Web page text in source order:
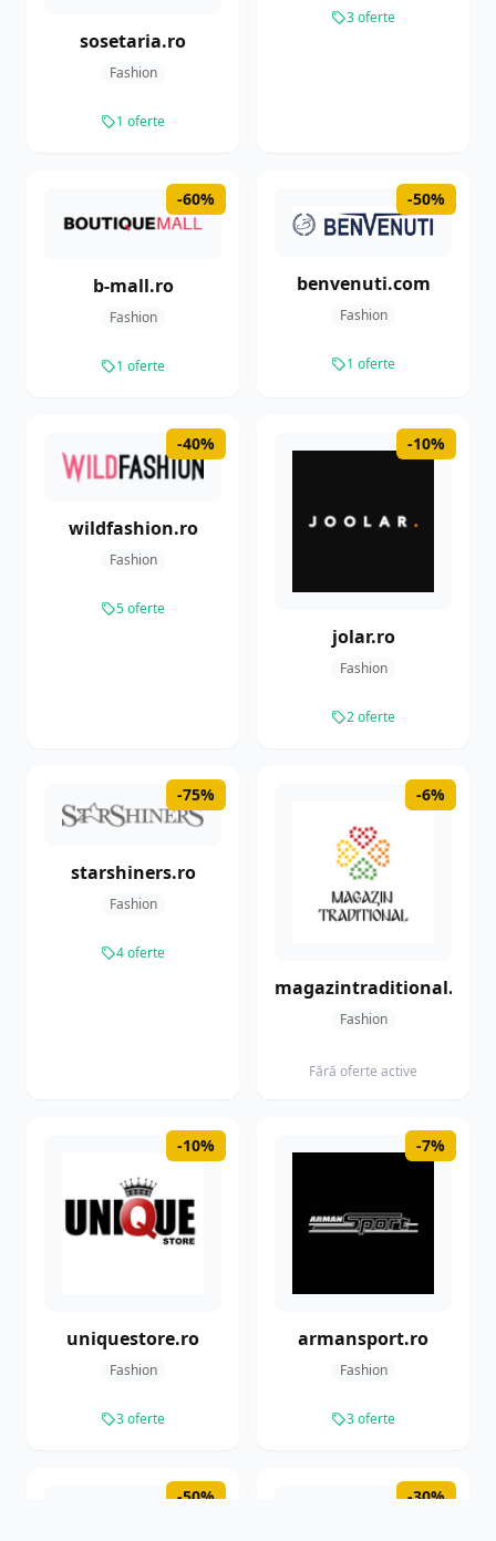
sosetaria.ro
Fashion
1 oferte
3 oferte
-60%
b-mall.ro
Fashion
1 oferte
-50%
benvenuti.com
Fashion
1 oferte
-40%
wildfashion.ro
Fashion
5 oferte
-10%
jolar.ro
Fashion
2 oferte
-75%
starshiners.ro
Fashion
4 oferte
-6%
magazintraditional.ro
Fashion
Fără oferte active
-10%
uniquestore.ro
Fashion
3 oferte
-7%
armansport.ro
Fashion
3 oferte
-50% -30%